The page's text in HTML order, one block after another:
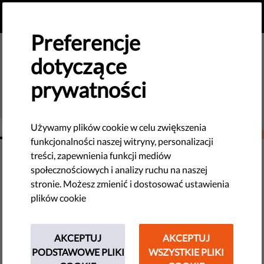
DEMOKRACJA I SPRAWIEDLIWOŚĆ
Co to jest wymiar
sprawiedliwości? Dlaczego
demokracji?
Preferencje
dotyczące
prywatności
Używamy plików cookie w celu zwiększenia
funkcjonalności naszej witryny, personalizacji
treści, zapewnienia funkcji mediów
społecznościowych i analizy ruchu na naszej
stronie. Możesz zmienić i dostosować ustawienia
plików cookie
AKCEPTUJ
PODSTAWOWE PLIKI
AKCEPTUJ
WSZYSTKIE PLIKI